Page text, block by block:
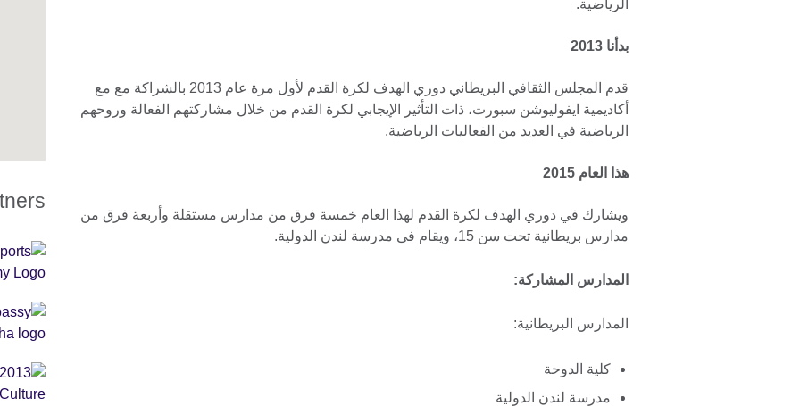
الرياضية.
بدأنا 2013
قدم المجلس الثقافي البريطاني دوري الهدف لكرة القدم لأول مرة عام 2013 بالشراكة مع مع
أكاديمية ايفوليوشن سبورت، ذات التأثير الإيجابي لكرة القدم من خلال مشاركتهم الفعالة وروحهم
الرياضية في العديد من الفعاليات الرياضية.
هذا العام 2015
ويشارك في دوري الهدف لكرة القدم لهذا العام خمسة فرق من مدارس مستقلة وأربعة فرق من
مدارس بريطانية تحت سن 15، ويقام فى مدرسة لندن الدولية.
المدارس المشاركة:
المدارس البريطانية:
كلية الدوحة
مدرسة لندن الدولية